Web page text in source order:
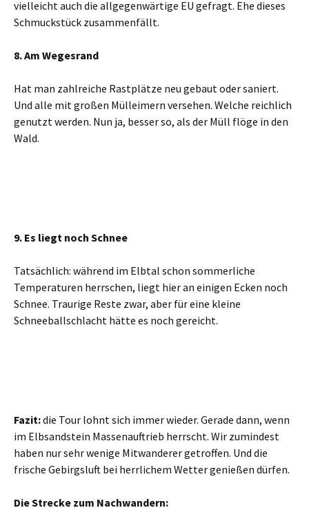
vielleicht auch die allgegenwärtige EU gefragt. Ehe dieses
Schmuckstück zusammenfällt.
8. Am Wegesrand
Hat man zahlreiche Rastplätze neu gebaut oder saniert.
Und alle mit großen Mülleimern versehen. Welche reichlich
genutzt werden. Nun ja, besser so, als der Müll flöge in den
Wald.
9. Es liegt noch Schnee
Tatsächlich: während im Elbtal schon sommerliche
Temperaturen herrschen, liegt hier an einigen Ecken noch
Schnee. Traurige Reste zwar, aber für eine kleine
Schneeballschlacht hätte es noch gereicht.
Fazit:die Tour lohnt sich immer wieder. Gerade dann, wenn
im Elbsandstein Massenauftrieb herrscht. Wir zumindest
haben nur sehr wenige Mitwanderer getroffen. Und die
frische Gebirgsluft bei herrlichem Wetter genießen dürfen.
Die Strecke zum Nachwandern: